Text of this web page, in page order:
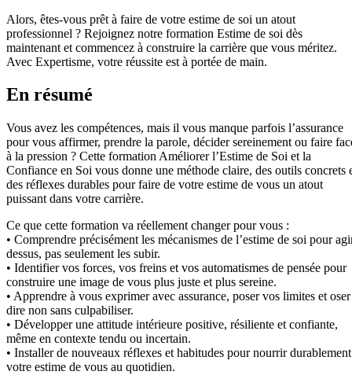
Alors, êtes-vous prêt à faire de votre estime de soi un atout
professionnel ? Rejoignez notre formation Estime de soi dès
maintenant et commencez à construire la carrière que vous méritez.
Avec Expertisme, votre réussite est à portée de main.
En résumé
Vous avez les compétences, mais il vous manque parfois l’assurance
pour vous affirmer, prendre la parole, décider sereinement ou faire
à la pression ? Cette formation Améliorer l’Estime de Soi et la
Confiance en Soi vous donne une méthode claire, des outils concrets
des réflexes durables pour faire de votre estime de vous un atout
puissant dans votre carrière.
Ce que cette formation va réellement changer pour vous :
• Comprendre précisément les mécanismes de l’estime de soi pour
dessus, pas seulement les subir.
• Identifier vos forces, vos freins et vos automatismes de pensée pour
construire une image de vous plus juste et plus sereine.
• Apprendre à vous exprimer avec assurance, poser vos limites et oser
dire non sans culpabiliser.
• Développer une attitude intérieure positive, résiliente et confiante,
même en contexte tendu ou incertain.
• Installer de nouveaux réflexes et habitudes pour nourrir durablement
votre estime de vous au quotidien.